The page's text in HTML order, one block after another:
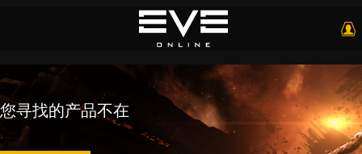
您寻找的产品不在